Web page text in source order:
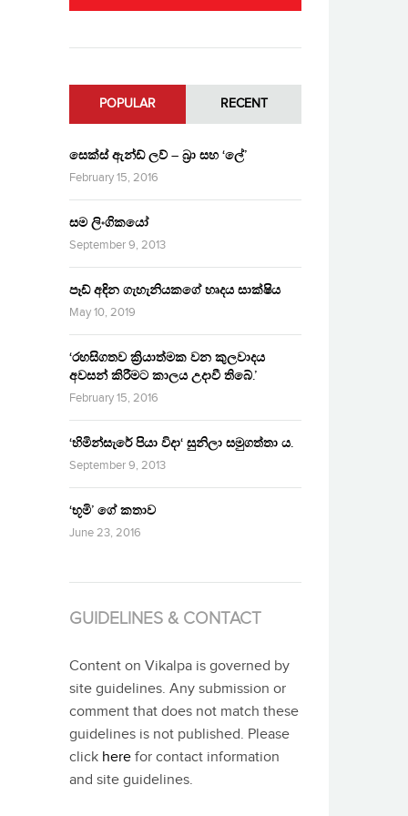
POPULAR RECENT
සෙක්ස් ඇන්ඩ් ලව් – බ්‍රා සහ ‘ලේ’
February 15, 2016
සම ලිංගිකයෝ
September 9, 2013
පෑඩ් අඳින ගැහැනියකගේ හෘදය සාක්ෂිය
May 10, 2019
‘රහසිගතව ක්‍රියාත්මක වන කුලවාදය
අවසන් කිරීමට කාලය උදාවී තිබේ.’
February 15, 2016
‘හිමින්සැරේ පියා විදා‘ සුනිලා සමුගත්තා ය.
September 9, 2013
‘භූමි’ ගේ කතාව
June 23, 2016
GUIDELINES & CONTACT
Content on Vikalpa is governed by
site guidelines. Any submission or
comment that does not match these
guidelines is not published. Please
click here for contact information
and site guidelines.